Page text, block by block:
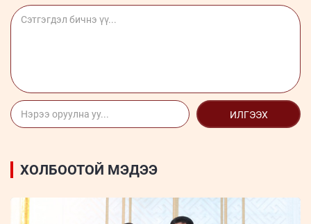
ИЛГЭЭХ
ХОЛБООТОЙ МЭДЭЭ